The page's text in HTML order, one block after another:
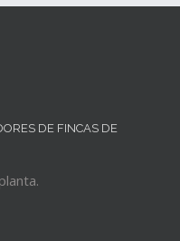
DE FINCAS DE